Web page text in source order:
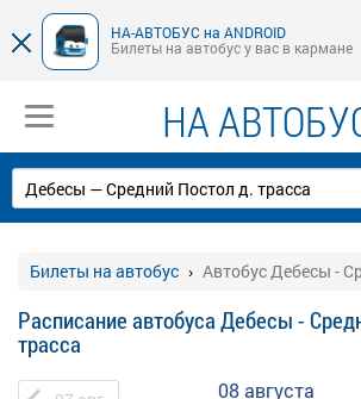
НА-АВТОБУС на ANDROID
Билеты на автобус у вас в кармане
НА
Билеты на автобус Автобус Дебесы -
Расписание автобуса Дебесы -
трасса
08 августа